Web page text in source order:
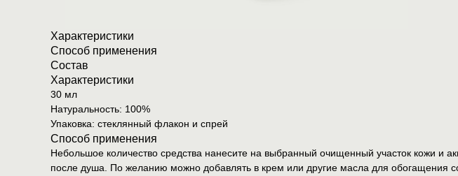
Характеристики
Способ применения
Состав
Характеристики
30 мл
Натуральность: 100%
Упаковка: стеклянный флакон и спрей
Способ применения
Небольшое количество средства нанесите на выбранный очищенный участок кожи
после душа. По желанию можно добавлять в крем или другие масла для обогащения